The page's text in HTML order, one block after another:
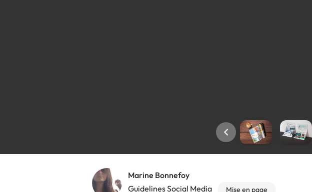
Marine Bonnefoy
Guidelines Social Media
Mise en page